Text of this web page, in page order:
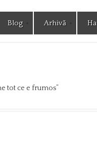
Blog Arhivă
tot ce e frumos”